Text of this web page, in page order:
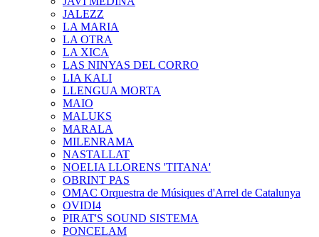
JALEZZ
LA MARIA
LA OTRA
LA XICA
LAS NINYAS DEL CORRO
LIA KALI
LLENGUA MORTA
MAIO
MALUKS
MARALA
MILENRAMA
NASTALLAT
NOELIA LLORENS 'TITANA'
OBRINT PAS
OMAC Orquestra de Músiques d'Arrel de Catalunya
OVIDI4
PIRAT'S SOUND SISTEMA
PONCELAM